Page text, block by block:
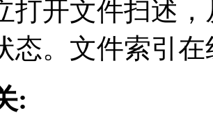
打开文件扫述
态。文件索引
: